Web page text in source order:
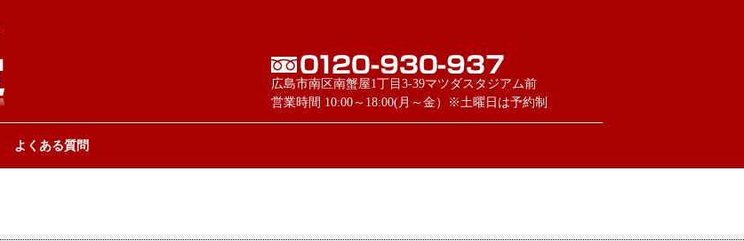
広島市南区南蟹屋1丁目3-39マツダスタジアム前
営業時間 10:00～18:00(月～金）※土曜日は予約制
よくある質問